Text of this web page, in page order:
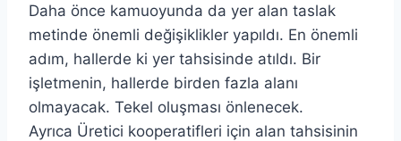
Daha önce kamuoyunda da yer alan taslak
metinde önemli değişiklikler yapıldı. En önemli
adım, hallerde ki yer tahsisinde atıldı. Bir
işletmenin, hallerde birden fazla alanı
olmayacak. Tekel oluşması önlenecek.
Ayrıca Üretici kooperatifleri için alan tahsisinin